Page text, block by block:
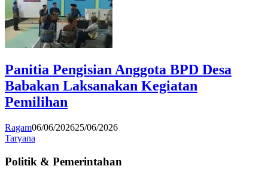
Panitia Pengisian Anggota BPD Desa
Babakan Laksanakan Kegiatan
Pemilihan
Ragam06/06/202625/06/2026
Taryana
Politik & Pemerintahan